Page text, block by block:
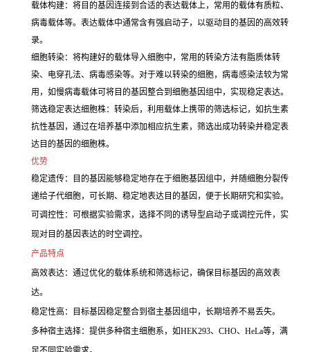
载体构建：将目的基因连接到合适的表达载体上，常用的载体有质粒、
病毒载体等。表达载体中通常含有强启动子，以驱动目的基因的高效转
录。
细胞转染：将构建好的载体导入细胞中，常用的转染方法有脂质体转
染、电穿孔法、病毒感染等。对于难以转染的细胞，病毒感染法较为常
用，如慢病毒载体可将目的基因整合到细胞基因组中，实现稳定表达。
筛选稳定表达细胞株：转染后，利用载体上携带的筛选标记，如抗生素
抗性基因，通过在培养基中添加相应抗生素，筛选出成功转染并稳定表
达目的基因的细胞株。
优势
稳定遗传：目的基因能够稳定地存在于细胞基因组中，并随细胞分裂传
递给子代细胞，可长期、稳定地表达目的基因，便于长期研究和实验。
可调控性：可根据实验需求，选择不同的诱导型启动子或调控元件，实
现对目的基因表达的时空调控。
产品特点
高效表达：通过优化的载体系统和筛选标记，确保目标基因的高效表
达。
稳定性高：目标基因稳定整合到宿主基因组中，长期培养不易丢失。
多种宿主选择：提供多种宿主细胞系，如HEK293、CHO、HeLa等，满